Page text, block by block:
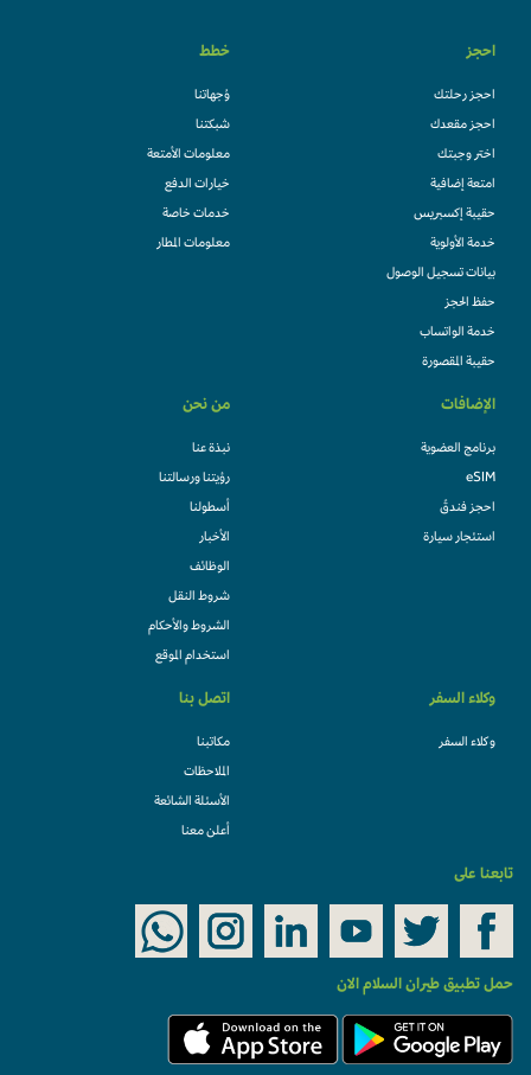
احجز
احجز رحلتك
احجز مقعدك
اختر وجبتك
امتعة إضافية
حقيبة إكسبريس
خدمة الأولوية
بيانات تسجيل الوصول
حفظ الحجز
خدمة الواتساب
حقيبة المقصورة
خطط
وُجهاتنا
شبكتنا
معلومات الأمتعة
خيارات الدفع
خدمات خاصة
معلومات المطار
الإضافات
برنامج العضوية
eSIM
احجز فندقً
استئجار سيارة
من نحن
نبذة عنا
رؤيتنا ورسالتنا
أسطولنا
الأخبار
الوظائف
شروط النقل
الشروط والأحكام
استخدام الموقع
وكلاء السفر
وكلاء السفر
اتصل بنا
مكاتبنا
الملاحظات
الأسئلة الشائعة
أعلن معنا
تابعنا على
حمل تطبيق طيران السلام الان